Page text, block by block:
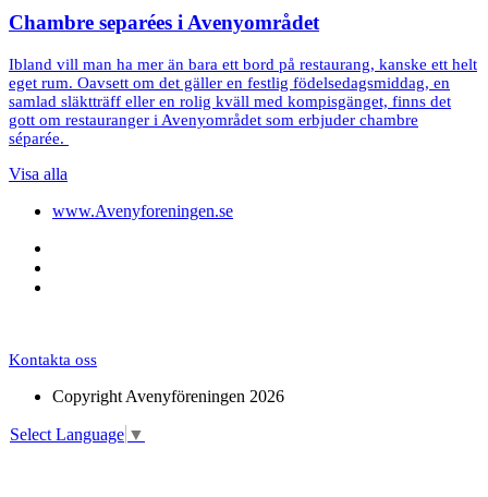
Chambre separées i Avenyområdet
Ibland vill man ha mer än bara ett bord på restaurang, kanske ett helt
eget rum. Oavsett om det gäller en festlig födelsedagsmiddag, en
samlad släktträff eller en rolig kväll med kompisgänget, finns det
gott om restauranger i Avenyområdet som erbjuder chambre
séparée.
Visa alla
www.Avenyforeningen.se
Kontakta oss
Copyright Avenyföreningen 2026
Select Language ▼